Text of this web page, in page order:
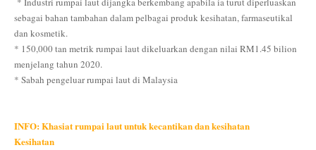
sebagai bahan tambahan dalam pelbagai produk kesihatan, farmaseutikal
dan kosmetik.
* 150,000 tan metrik rumpai laut dikeluarkan dengan nilai RM1.45 bilion
menjelang tahun 2020.
* Sabah pengeluar rumpai laut di Malaysia
INFO: Khasiat rumpai laut untuk kecantikan dan kesihatan
Kesihatan